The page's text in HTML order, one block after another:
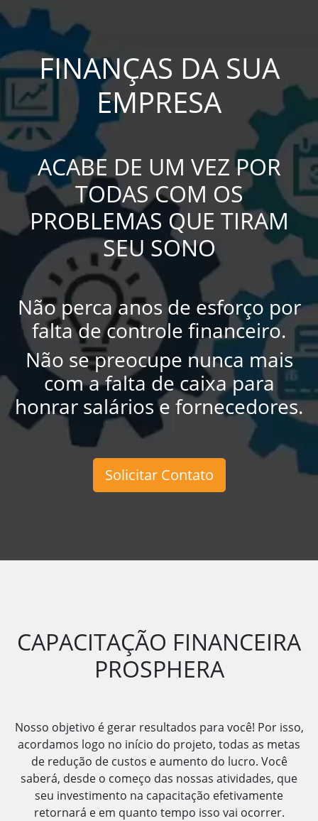
×
Home
Quem
Somos
Serviços
Treinamentos
Pró
Gestão
Cases
Blog
Contato
Telefone:
(11)
4516
contato@prosphera.com.br
FINANÇAS DA SUA
EMPRESA
ACABE DE UM VEZ POR
TODAS COM OS
PROBLEMAS QUE TIRAM
SEU SONO
Não perca anos de esforço por
falta de controle financeiro.
Não se preocupe nunca mais
com a falta de caixa para
honrar salários e fornecedores.
Solicitar Contato
CAPACITAÇÃO FINANCEIRA
PROSPHERA
Nosso objetivo é gerar resultados para você! Por isso,
acordamos logo no início do projeto, todas as metas
de redução de custos e aumento do lucro. Você
saberá, desde o começo das nossas atividades, que
seu investimento na capacitação efetivamente
retornará e em quanto tempo isso vai ocorrer.